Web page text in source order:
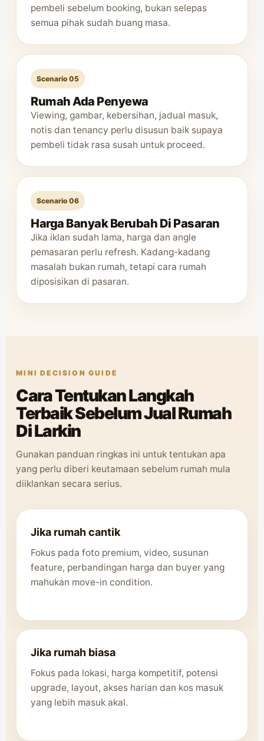
pembeli sebelum booking, bukan selepas
semua pihak sudah buang masa.
Scenario 05
Rumah Ada Penyewa
Viewing, gambar, kebersihan, jadual masuk,
notis dan tenancy perlu disusun baik supaya
pembeli tidak rasa susah untuk proceed.
Scenario 06
Harga Banyak Berubah Di Pasaran
Jika iklan sudah lama, harga dan angle
pemasaran perlu refresh. Kadang-kadang
masalah bukan rumah, tetapi cara rumah
diposisikan di pasaran.
MINI DECISION GUIDE
Cara Tentukan Langkah
Terbaik Sebelum Jual Rumah
Di Larkin
Gunakan panduan ringkas ini untuk tentukan apa
yang perlu diberi keutamaan sebelum rumah mula
diiklankan secara serius.
Jika rumah cantik
Fokus pada foto premium, video, susunan
feature, perbandingan harga dan buyer yang
mahukan move-in condition.
Jika rumah biasa
Fokus pada lokasi, harga kompetitif, potensi
upgrade, layout, akses harian dan kos masuk
yang lebih masuk akal.